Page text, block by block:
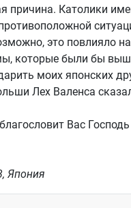
причина. Католики
это повлияло
которые были бы
моих японских
Лех Валенса
Вас
Япония